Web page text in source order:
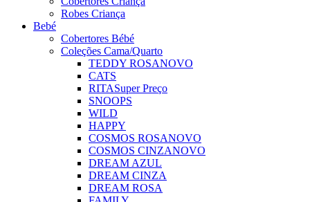
Robes Criança
Bebé
Cobertores Bébé
Coleções Cama/Quarto
TEDDY ROSANOVO
CATS
RITASuper Preço
SNOOPS
WILD
HAPPY
COSMOS ROSANOVO
COSMOS CINZANOVO
DREAM AZUL
DREAM CINZA
DREAM ROSA